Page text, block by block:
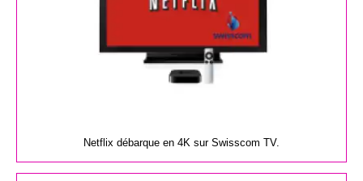
Netflix débarque en 4K sur Swisscom TV.